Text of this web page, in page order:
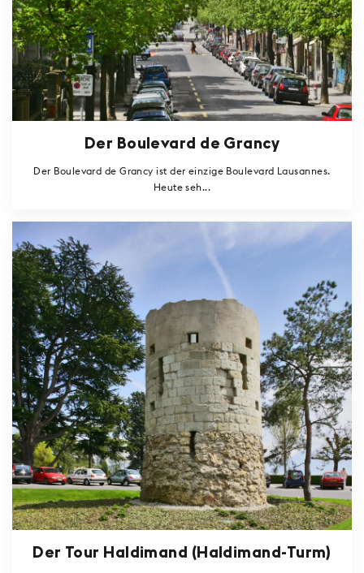
Der Boulevard de Grancy
Der Boulevard de Grancy ist der einzige Boulevard Lausannes.
Heute seh...
Der Tour Haldimand (Haldimand-Turm)